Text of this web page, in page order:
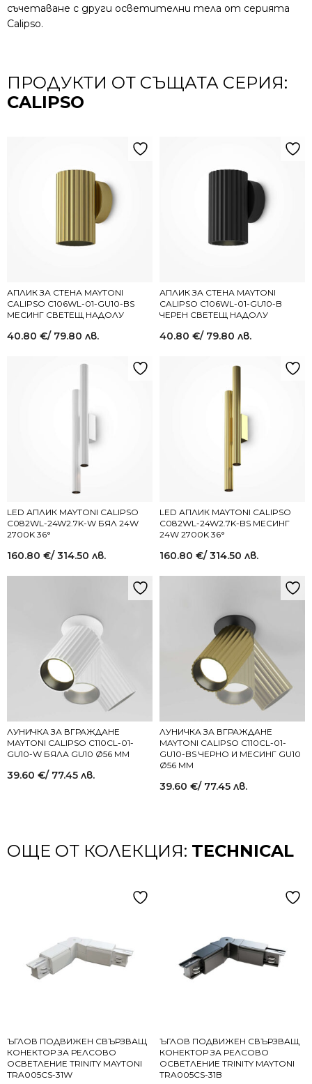
съчетаване с други осветителни тела от серията
Calipso.
ПРОДУКТИ ОТ СЪЩАТА СЕРИЯ:
CALIPSO
АПЛИК ЗА СТЕНА MAYTONI
CALIPSO C106WL-01-GU10-BS
МЕСИНГ СВЕТЕЩ НАДОЛУ
40.80 €/ 79.80 лв.
АПЛИК ЗА СТЕНА MAYTONI
CALIPSO C106WL-01-GU10-B
ЧЕРЕН СВЕТЕЩ НАДОЛУ
40.80 €/ 79.80 лв.
LED АПЛИК MAYTONI CALIPSO
C082WL-24W2.7K-W БЯЛ 24W
2700K 36°
160.80 €/ 314.50 лв.
LED АПЛИК MAYTONI CALIPSO
C082WL-24W2.7K-BS МЕСИНГ
24W 2700K 36°
160.80 €/ 314.50 лв.
ЛУНИЧКА ЗА ВГРАЖДАНЕ
MAYTONI CALIPSO C110CL-01-
GU10-W БЯЛА GU10 Ø56 ММ
39.60 €/ 77.45 лв.
ЛУНИЧКА ЗА ВГРАЖДАНЕ
MAYTONI CALIPSO C110CL-01-
GU10-BS ЧЕРНО И МЕСИНГ GU10
Ø56 ММ
39.60 €/ 77.45 лв.
ОЩЕ ОТ КОЛЕКЦИЯ: TECHNICAL
ЪГЛОВ ПОДВИЖЕН СВЪРЗВАЩ
КОНЕКТОР ЗА РЕЛСОВО
ОСВЕТЛЕНИЕ TRINITY MAYTONI
TRA005CS-31W
ЪГЛОВ ПОДВИЖЕН СВЪРЗВАЩ
КОНЕКТОР ЗА РЕЛСОВО
ОСВЕТЛЕНИЕ TRINITY MAYTONI
TRA005CS-31B